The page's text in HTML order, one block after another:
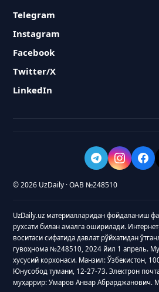
Telegram
Instagram
Facebook
Twitter/X
LinkedIn
© 2026 UzDaily · ОАВ №248510
UzDaily.uz материалларидан фойдаланиш
рухсати билан амалга оширилади.
воситаси сифатида давлат рўйхатидан
гувоҳнома №248510, 2024 йил 1 апрель.
хусусий корхонаси. Манзил: Ўзбекистон,
Юнусобод тумани, 12-27-73. Электрон
муҳаррир: Умаров Анвар Абрарджанович.